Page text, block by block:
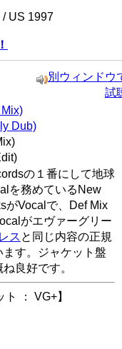
/ US 1997
別ウィンドウ
試
Dub)
の１番にして地球
を務めているNew
がVocalで、Def Mix
がエヴァーグリー
ス と同じ内容の正規
す。ジャケット盤
良好です。
： VG+】